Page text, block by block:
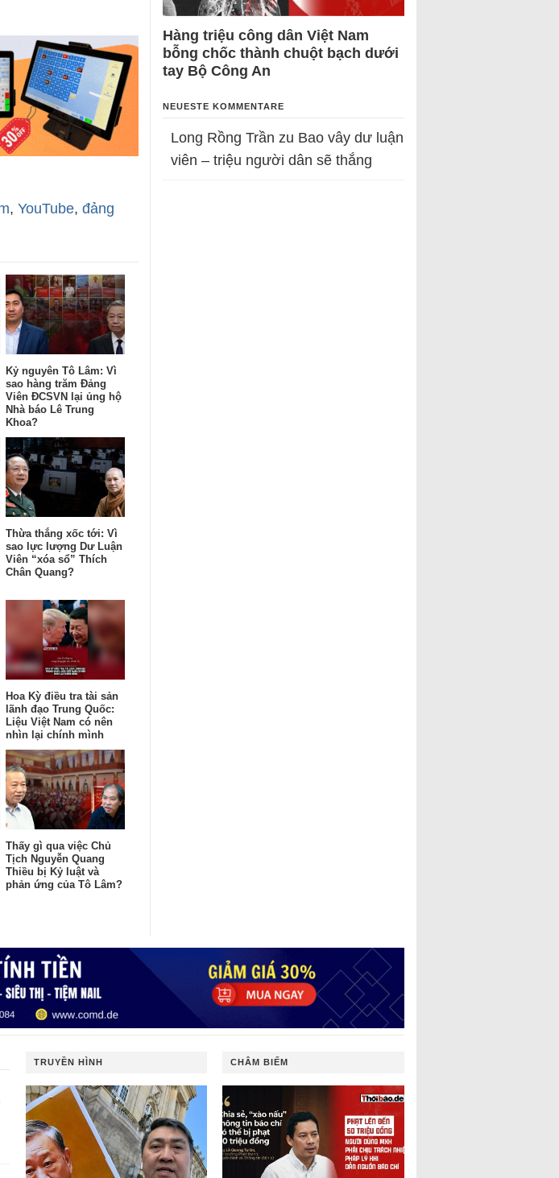
, YouTube, đảng
Kỷ nguyên Tô Lâm: Vì
sao hàng trăm Đảng
Viên ĐCSVN lại ủng hộ
Nhà báo Lê Trung
Khoa?
Thừa thắng xốc tới: Vì
sao lực lượng Dư Luận
Viên “xóa sổ” Thích
Chân Quang?
Hoa Kỳ điều tra tài sản
lãnh đạo Trung Quốc:
Liệu Việt Nam có nên
nhìn lại chính mình
Thấy gì qua việc Chủ
Tịch Nguyễn Quang
Thiều bị Kỷ luật và
phản ứng của Tô Lâm?
Hàng triệu công dân Việt Nam
bỗng chốc thành chuột bạch dưới
tay Bộ Công An
NEUESTE KOMMENTARE
Long Rồng Trần zu Bao vây dư luận
viên – triệu người dân sẽ thắng
TRUYỀN HÌNH CHÂM BIẾM